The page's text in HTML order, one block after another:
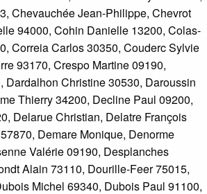
Chevauchée Jean-Philippe, Chevrot
94000, Cohin Danielle 13200, Colas-
Correia Carlos 30350, Couderc Sylvie
93170, Crespo Martine 09190,
Christine 30530, Daroussin
Thierry 34200, Decline Paul 09200,
Delarue Christian, Delatre François
Demare Monique, Denorme
Valérie 09190, Desplanches
Alain 73110, Dourille-Feer 75015,
Michel 69340, Dubois Paul 91100,